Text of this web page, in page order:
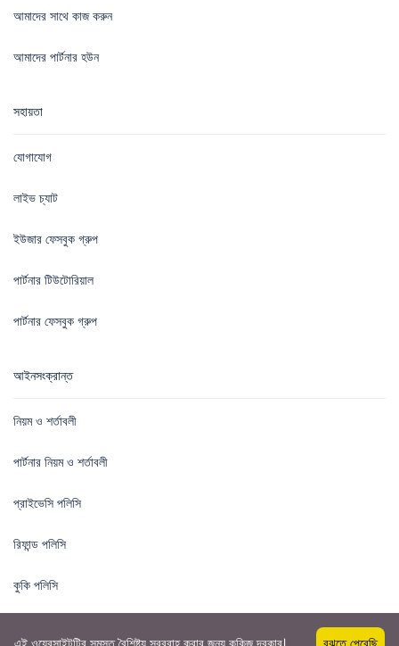
আমাদের সাথে কাজ করুন
আমাদের পার্টনার হউন
সহায়তা
যোগাযোগ
লাইভ চ্যাট
ইউজার ফেসবুক গ্রুপ
পার্টনার টিউটোরিয়াল
পার্টনার ফেসবুক গ্রুপ
আইনসংক্রান্ত
নিয়ম ও শর্তাবলী
পার্টনার নিয়ম ও শর্তাবলী
প্রাইভেসি পলিসি
রিফান্ড পলিসি
কুকি পলিসি